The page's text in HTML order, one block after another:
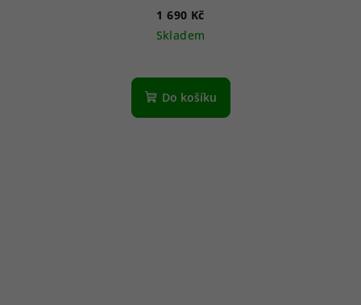
1 690 Kč
Skladem
Do košíku